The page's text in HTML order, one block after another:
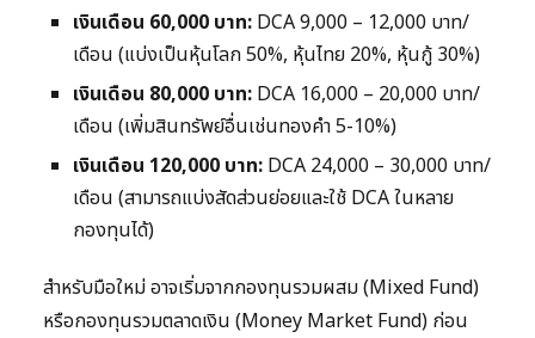
เงินเดือน 60,000 บาท: DCA 9,000 – 12,000 บาท/
เดือน (แบ่งเป็นหุ้นโลก 50%, หุ้นไทย 20%, หุ้นกู้ 30%)
เงินเดือน 80,000 บาท: DCA 16,000 – 20,000 บาท/
เดือน (เพิ่มสินทรัพย์อื่นเช่นทองคำ 5-10%)
เงินเดือน 120,000 บาท: DCA 24,000 – 30,000 บาท/
เดือน (สามารถแบ่งสัดส่วนย่อยและใช้ DCA ในหลาย
กองทุนได้)
สำหรับมือใหม่ อาจเริ่มจากกองทุนรวมผสม (Mixed Fund)
หรือกองทุนรวมตลาดเงิน (Money Market Fund) ก่อน